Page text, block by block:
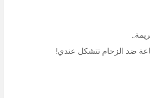
ضد الزحام تتشكل عندي!